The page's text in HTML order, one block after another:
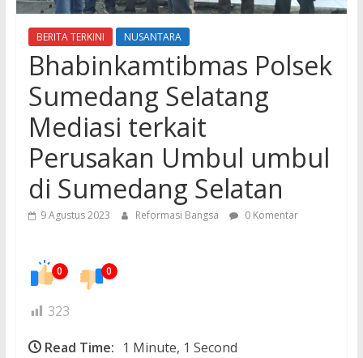
BERITA TERKINI NUSANTARA
Bhabinkamtibmas Polsek
Sumedang Selatang
Mediasi terkait
Perusakan Umbul umbul
di Sumedang Selatan
9 Agustus 2023 Reformasi Bangsa 0 Komentar
0 0
323
Read Time: 1 Minute, 1 Second